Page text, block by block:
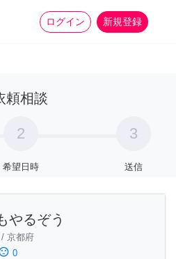
ログイン 新規登録
家事 more_horiz
頼相談
2
希望日時
3
送信
やるぞう
/ 京都府
0